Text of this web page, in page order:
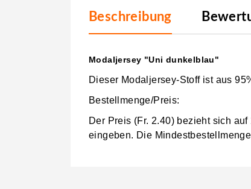
Beschreibung
Modaljersey "Uni dunkelblau"
Dieser Modaljersey-Stoff ist aus
Bestellmenge/Preis:
Der Preis (Fr. 2.40) bezieht sich
eingeben. Die